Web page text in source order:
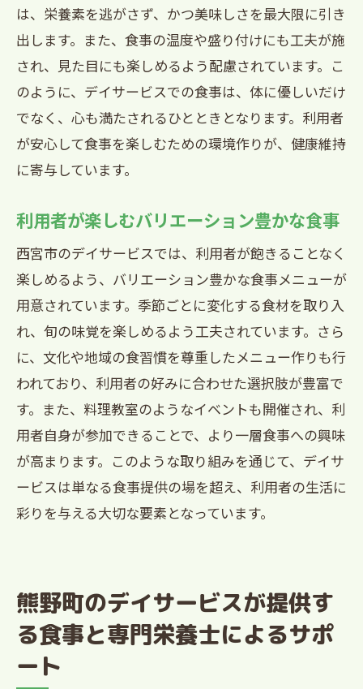
は、栄養素を逃がさず、かつ美味しさを最大限に引き
出します。また、食事の温度や盛り付けにも工夫が施
され、見た目にも楽しめるよう配慮されています。こ
のように、デイサービスでの食事は、体に優しいだけ
でなく、心も満たされるひとときとなります。利用者
が安心して食事を楽しむための環境作りが、健康維持
に寄与しています。
利用者が楽しむバリエーション豊かな食事
西宮市のデイサービスでは、利用者が飽きることなく
楽しめるよう、バリエーション豊かな食事メニューが
用意されています。季節ごとに変化する食材を取り入
れ、旬の味覚を楽しめるよう工夫されています。さら
に、文化や地域の食習慣を尊重したメニュー作りも行
われており、利用者の好みに合わせた選択肢が豊富で
す。また、料理教室のようなイベントも開催され、利
用者自身が参加できることで、より一層食事への興味
が高まります。このような取り組みを通じて、デイサ
ービスは単なる食事提供の場を超え、利用者の生活に
彩りを与える大切な要素となっています。
熊野町のデイサービスが提供す
る食事と専門栄養士によるサポ
ート